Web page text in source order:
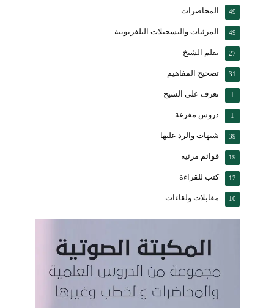
المحاضرات 49
المرئيات والتسجيلات التلفزيونية 49
بقلم الشيخ 27
تصحيح المفاهيم 31
تعرف على الشيخ 1
دروس مفرغة 1
شبهات والرد عليها 39
قوائم مرئية 19
كتب للقراءة 12
مقابلات ولقاءات 10